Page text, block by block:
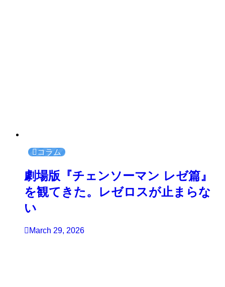
コラム
劇場版『チェンソーマン レゼ篇』
を観てきた。レゼロスが止まらな
い
March 29, 2026